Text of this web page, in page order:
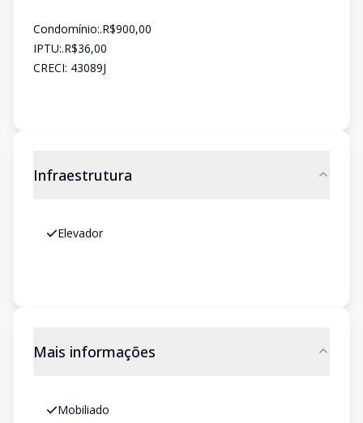
Condomínio:.R$900,00
IPTU:.R$36,00
CRECI: 43089J
Infraestrutura
Elevador
Mais informações
Mobiliado